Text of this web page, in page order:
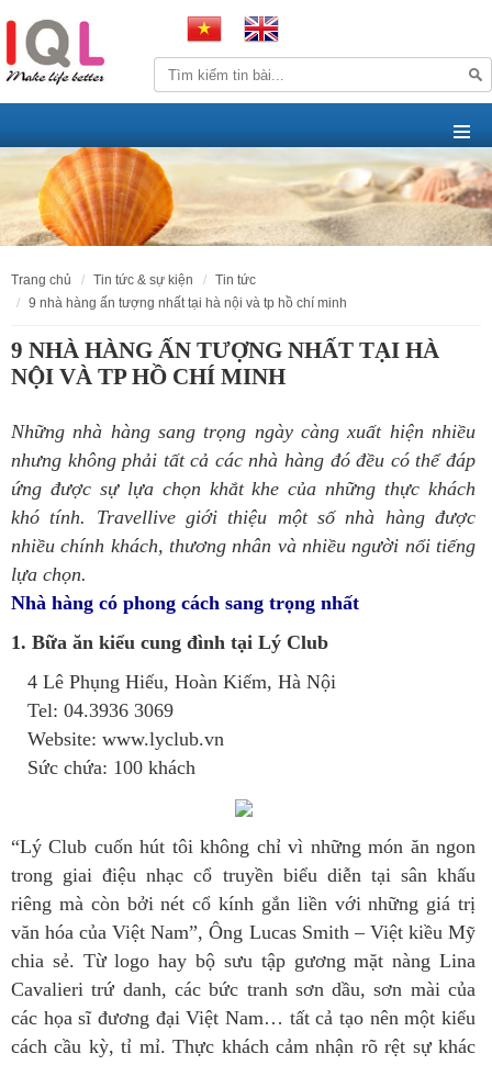
trang chủ tin tức & sự kiện
tin tức
9 nhà hàng ấn tượng nhất tại hà nội và tp hồ chí minh
9 NHÀ HÀNG ẤN TƯỢNG NHẤT TẠI HÀ
NỘI VÀ TP HỒ CHÍ MINH
Những nhà hàng sang trọng ngày càng xuất hiện nhiều
nhưng không phải tất cả các nhà hàng đó đều có thể đáp
ứng được sự lựa chọn khắt khe của những thực khách
khó tính. Travellive giới thiệu một số nhà hàng được
nhiều chính khách, thương nhân và nhiều người nổi tiếng
lựa chọn.
Nhà hàng có phong cách sang trọng nhất
1. Bữa ăn kiểu cung đình tại Lý Club
4 Lê Phụng Hiếu, Hoàn Kiếm, Hà Nội
Tel: 04.3936 3069
Website: www.lyclub.vn
Sức chứa: 100 khách
“Lý Club cuốn hút tôi không chỉ vì những món ăn ngon
trong giai điệu nhạc cổ truyền biểu diễn tại sân khấu
riêng mà còn bởi nét cổ kính gắn liền với những giá trị
văn hóa của Việt Nam”, Ông Lucas Smith – Việt kiều Mỹ
chia sẻ. Từ logo hay bộ sưu tập gương mặt nàng Lina
Cavalieri trứ danh, các bức tranh sơn dầu, sơn mài của
các họa sĩ đương đại Việt Nam… tất cả tạo nên một kiểu
cách cầu kỳ, tỉ mỉ. Thực khách cảm nhận rõ rệt sự khác